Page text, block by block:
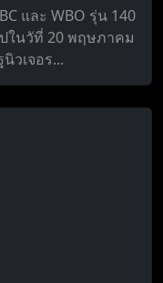
และ WBO รุ่น 140
ในวัที่ 20 พฤษภาคม
วเจอร...